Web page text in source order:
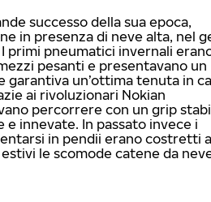
successo della sua epoca,
in presenza di neve alta, nel
primi pneumatici invernali
pesanti e presentavano un
un’ottima tenuta in
ai rivoluzionari Nokian
percorrere con un grip
e innevate. In passato invece i
in pendii erano costretti a
le scomode catene da